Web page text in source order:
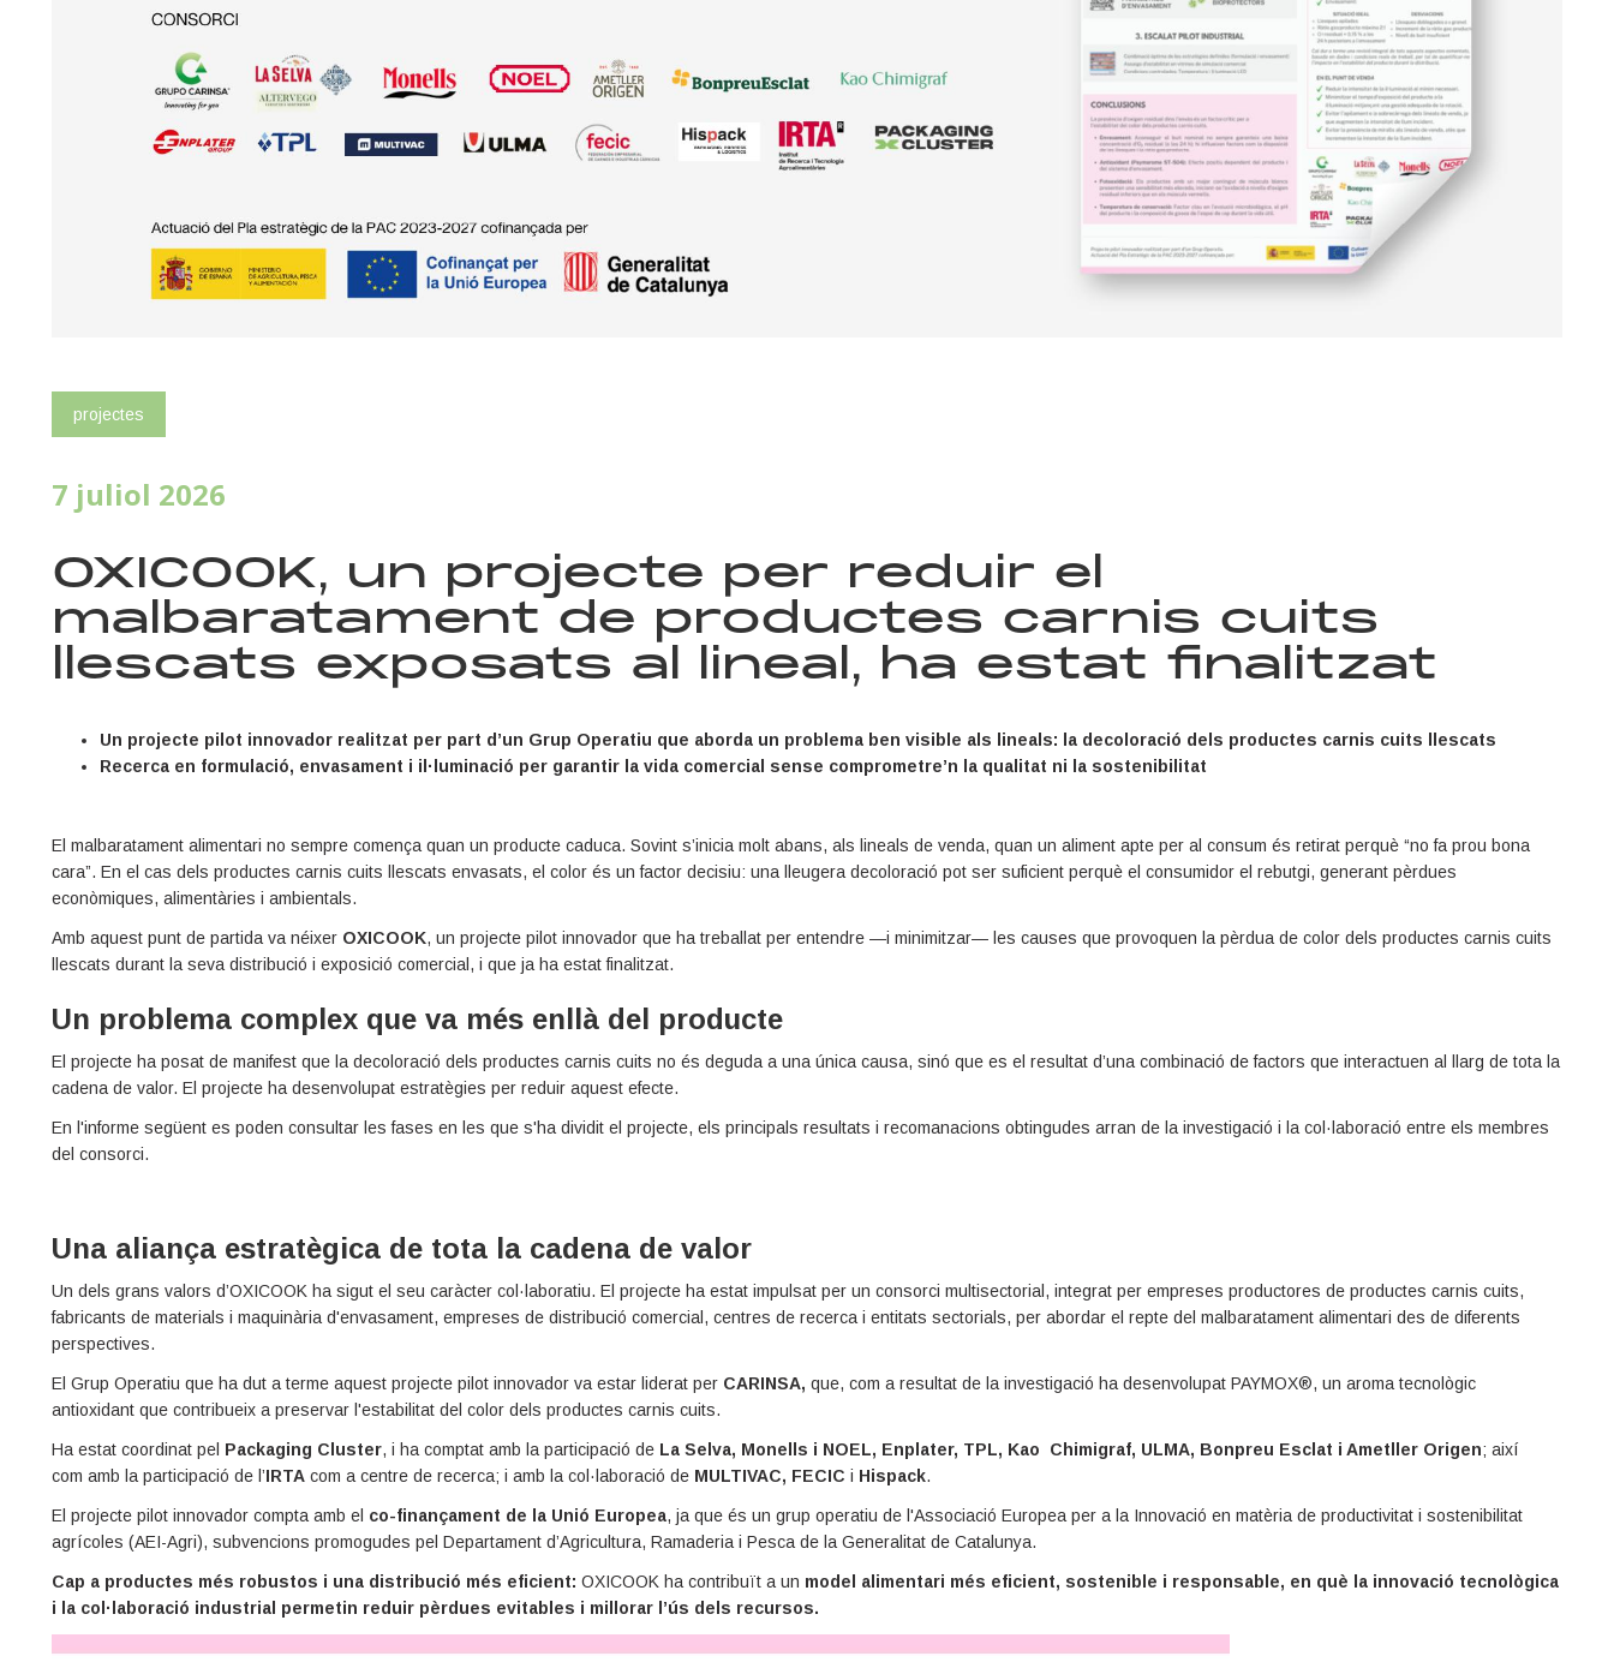
OXICOOK, un projecte per reduir el
malbaratament de productes carnis cuits
llescats exposats al lineal, ha estat finalitzat
7 juliol 2026
projectes
Un projecte pilot innovador realitzat per part d’un Grup Operatiu que aborda un problema ben visible als lineals: la decoloració dels productes carnis cuits llescats
Recerca en formulació, envasament i il·luminació per garantir la vida comercial sense comprometre’n la qualitat ni la sostenibilitat
El malbaratament alimentari no sempre comença quan un producte caduca. Sovint s’inicia molt abans, als lineals de venda, quan un aliment apte per al consum és retirat perquè “no fa prou bona
cara”. En el cas dels productes carnis cuits llescats envasats, el color és un factor decisiu: una lleugera decoloració pot ser suficient perquè el consumidor el rebutgi, generant pèrdues
econòmiques, alimentàries i ambientals.
Amb aquest punt de partida va néixer OXICOOK, un projecte pilot innovador que ha treballat per entendre —i minimitzar— les causes que provoquen la pèrdua de color dels productes carnis cuits
llescats durant la seva distribució i exposició comercial, i que ja ha estat finalitzat.
Un problema complex que va més enllà del producte
El projecte ha posat de manifest que la decoloració dels productes carnis cuits no és deguda a una única causa, sinó que es el resultat d’una combinació de factors que interactuen al llarg de tota la
cadena de valor. El projecte ha desenvolupat estratègies per reduir aquest efecte.
En l'informe següent es poden consultar les fases en les que s'ha dividit el projecte, els principals resultats i recomanacions obtingudes arran de la investigació i la col·laboració entre els membres
del consorci.
Una aliança estratègica de tota la cadena de valor
Un dels grans valors d’OXICOOK ha sigut el seu caràcter col·laboratiu. El projecte ha estat impulsat per un consorci multisectorial, integrat per empreses productores de productes carnis cuits,
fabricants de materials i maquinària d'envasament, empreses de distribució comercial, centres de recerca i entitats sectorials, per abordar el repte del malbaratament alimentari des de diferents
perspectives.
El Grup Operatiu que ha dut a terme aquest projecte pilot innovador va estar liderat per CARINSA,que, com a resultat de la investigació ha desenvolupat PAYMOX®, un aroma tecnològic
antioxidant que contribueix a preservar l'estabilitat del color dels productes carnis cuits.
Ha estat coordinat pel Packaging Cluster, i ha comptat amb la participació de La Selva, Monells i NOEL, Enplater, TPL, Kao Chimigraf, ULMA, Bonpreu Esclat i Ametller Origen; així
com amb la participació de l’IRTA com a centre de recerca; i amb la col·laboració de MULTIVAC, FECICi Hispack.
El projecte pilot innovador compta amb el co-finançament de la Unió Europea, ja que és un grup operatiu de l'Associació Europea per a la Innovació en matèria de productivitat i sostenibilitat
agrícoles (AEI-Agri), subvencions promogudes pel Departament d’Agricultura, Ramaderia i Pesca de la Generalitat de Catalunya.
Cap a productes més robustos i una distribució més eficient:OXICOOK ha contribuït a un model alimentari més eficient, sostenible i responsable, en què la innovació tecnològica
i la col·laboració industrial permetin reduir pèrdues evitables i millorar l’ús dels recursos.